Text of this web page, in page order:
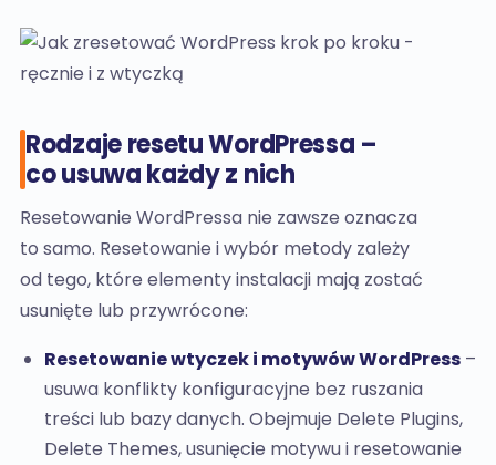
Rodzaje resetu WordPressa –
co usuwa każdy z nich
Resetowanie WordPressa nie zawsze oznacza
to samo. Resetowanie i wybór metody zależy
od tego, które elementy instalacji mają zostać
usunięte lub przywrócone:
Resetowanie wtyczek i motywów WordPress –
usuwa konflikty konfiguracyjne bez ruszania
treści lub bazy danych. Obejmuje Delete Plugins,
Delete Themes, usunięcie motywu i resetowanie